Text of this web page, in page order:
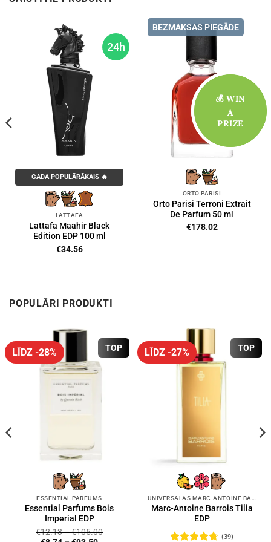
24h
GADA POPULĀRĀKAIS 🔥
LATTAFA
Lattafa Maahir Black
Edition EDP 100 ml
€34.56
BEZMAKSAS PIEGĀDE
ORTO PARISI
Orto Parisi Terroni Extrait
De Parfum 50 ml
€178.02
POPULĀRI PRODUKTI
TOP
LĪDZ -28%
ESSENTIAL PARFUMS
Essential Parfums Bois
Imperial EDP
€12.13–€105.00
TOP
LĪDZ -27%
UNIVERSĀLĀS MARC-ANTOINE BARROIS SMARŽAS
Marc-Antoine Barrois Tilia
EDP
(39)
💰 WIN
A
PRIZE
💰 WIN
A
PRIZE